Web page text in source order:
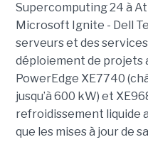
Supercomputing 24 à
Microsoft Ignite - Dell
serveurs et des
déploiement de projets
PowerEdge XE7740
jusqu’à 600 kW) et
refroidissement liquide
que les mises à jour de